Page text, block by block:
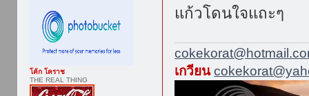
แก้วโดนใจแถะๆ
เกวียน
โค้ก โคราช
THE REAL THING